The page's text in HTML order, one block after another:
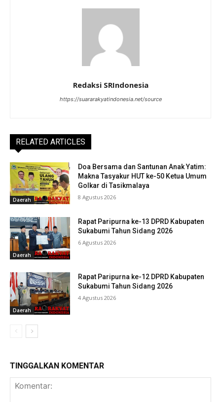
Redaksi SRIndonesia
https://suararakyatindonesia.net/source
RELATED ARTICLES
Daerah
Doa Bersama dan Santunan Anak Yatim:
Makna Tasyakur HUT ke-50 Ketua Umum
Golkar di Tasikmalaya
8 Agustus 2026
Daerah
Rapat Paripurna ke-13 DPRD Kabupaten
Sukabumi Tahun Sidang 2026
6 Agustus 2026
Daerah
Rapat Paripurna ke-12 DPRD Kabupaten
Sukabumi Tahun Sidang 2026
4 Agustus 2026
TINGGALKAN KOMENTAR